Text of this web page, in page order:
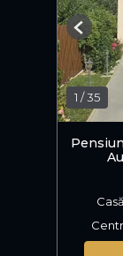
1 /35
Previous